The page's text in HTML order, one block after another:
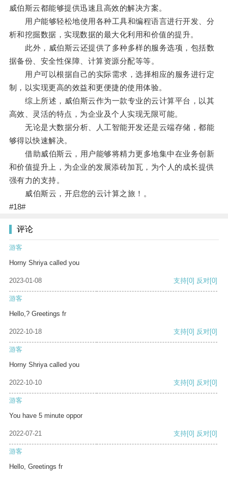
威伯斯云都能够提供迅速且高效的解决方案。
用户能够轻松地使用各种工具和编程语言进行开发、分
析和挖掘数据，实现数据的最大化利用和价值的提升。
此外，威伯斯云还提供了多种多样的服务选项，包括数
据备份、安全性保障、计算资源分配等等。
用户可以根据自己的实际需求，选择相应的服务进行定
制，以实现更高的效益和更便捷的使用体验。
综上所述，威伯斯云作为一款专业的云计算平台，以其
高效、灵活的特点，为企业及个人实现无限可能。
无论是大数据分析、人工智能开发还是云端存储，都能
够得以快速解决。
借助威伯斯云，用户能够将精力更多地集中在业务创新
和价值提升上，为企业的发展添砖加瓦，为个人的成长提供
强有力的支持。
威伯斯云，开启您的云计算之旅！。
#18#
评论
游客
Horny Shriya called you
2023-01-08 支持[0] 反对[0]
游客
Hello,? Greetings fr
2022-10-18 支持[0] 反对[0]
游客
Horny Shriya called you
2022-10-10 支持[0] 反对[0]
游客
You have 5 minute oppor
2022-07-21 支持[0] 反对[0]
游客
Hello, Greetings fr